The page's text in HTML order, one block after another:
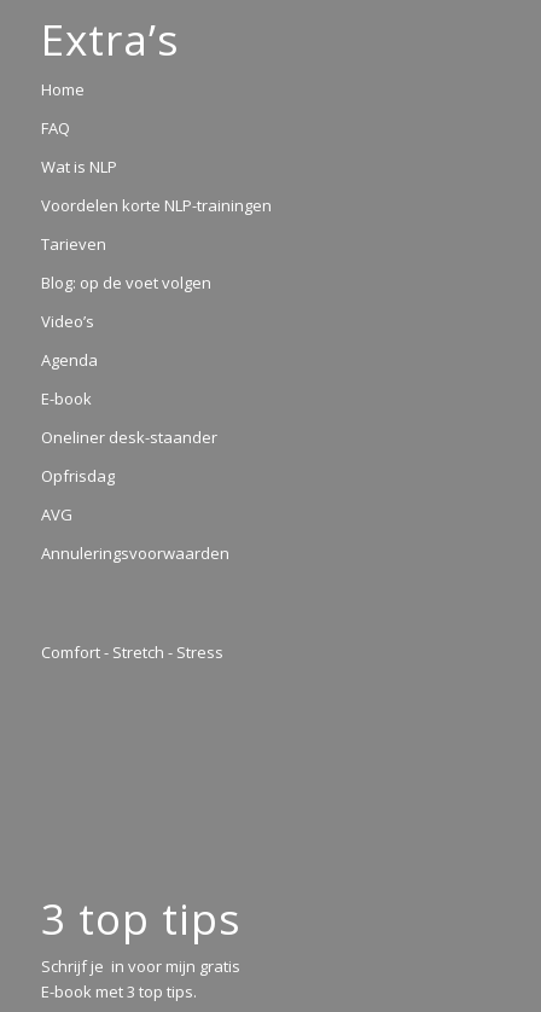
Extra’s
Home
FAQ
Wat is NLP
Voordelen korte NLP-trainingen
Tarieven
Blog: op de voet volgen
Video’s
Agenda
E-book
Oneliner desk-staander
Opfrisdag
AVG
Annuleringsvoorwaarden
Comfort - Stretch - Stress
3 top tips
Schrijf je in voor mijn gratis
E-book met 3 top tips.